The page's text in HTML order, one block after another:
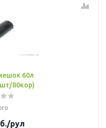
60л
80кор)
/рул